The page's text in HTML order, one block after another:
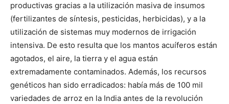
productivas gracias a la utilización masiva de insumos
(fertilizantes de síntesis, pesticidas, herbicidas), y a la
utilización de sistemas muy modernos de irrigación
intensiva. De esto resulta que los mantos acuíferos están
agotados, el aire, la tierra y el agua están
extremadamente contaminados. Además, los recursos
genéticos han sido erradicados: había más de 100 mil
variedades de arroz en la India antes de la revolución